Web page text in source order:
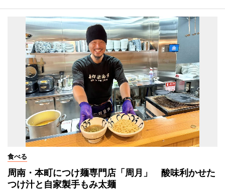
食べる
周南・本町につけ麺専門店「周月」 酸味利かせた
つけ汁と自家製手もみ太麺